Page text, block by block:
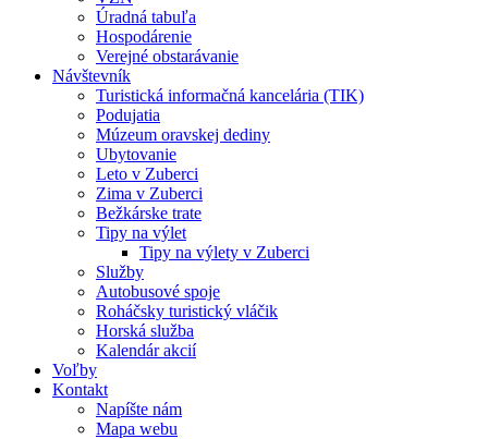
Úradná tabuľa
Hospodárenie
Verejné obstarávanie
Návštevník
Turistická informačná kancelária (TIK)
Podujatia
Múzeum oravskej dediny
Ubytovanie
Leto v Zuberci
Zima v Zuberci
Bežkárske trate
Tipy na výlet
Tipy na výlety v Zuberci
Služby
Autobusové spoje
Roháčsky turistický vláčik
Horská služba
Kalendár akcií
Voľby
Kontakt
Napíšte nám
Mapa webu